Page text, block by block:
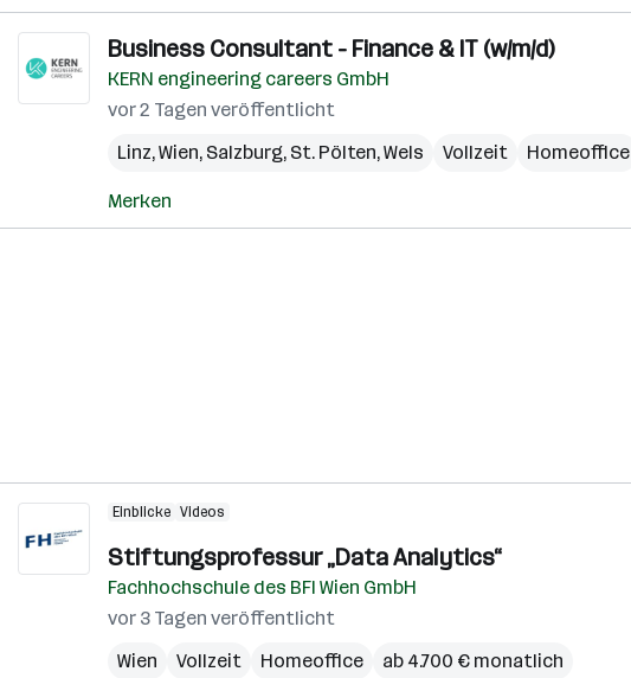
Business Consultant - Finance & IT (w/m/d)
KERN engineering careers GmbH
vor 2 Tagen veröffentlicht
Linz,Wien, Salzburg, St. Pölten,Wels Vollzeit Homeoffice
Merken
Einblicke Videos
Stiftungsprofessur „Data Analytics“
Fachhochschule des BFI Wien GmbH
vor 3 Tagen veröffentlicht
Wien
Vollzeit Homeoffice ab 4.700 € monatlich